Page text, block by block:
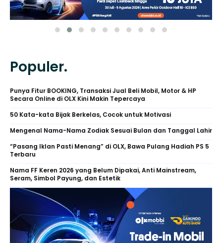
Populer.
Punya Fitur BOOKING, Transaksi Jual Beli Mobil, Motor & HP
Secara Online di OLX Kini Makin Tepercaya
50 Kata-kata Bijak Berkelas, Cocok untuk Motivasi
Mengenal Nama-Nama Zodiak Sesuai Bulan dan Tanggal Lahir
“Pasang Iklan Pasti Menang” di OLX, Bawa Pulang Hadiah PS 5
Terbaru
Nama FF Keren 2026 yang Belum Dipakai, Anti Mainstream,
Seram, Simbol Payung, dan Estetik